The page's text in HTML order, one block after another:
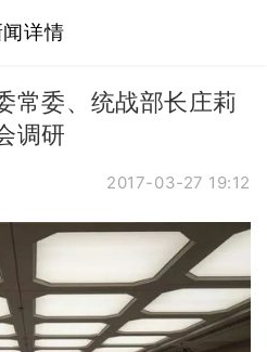
闻详情
常委、统战部长庄莉
调研
2017-03-27 19:12